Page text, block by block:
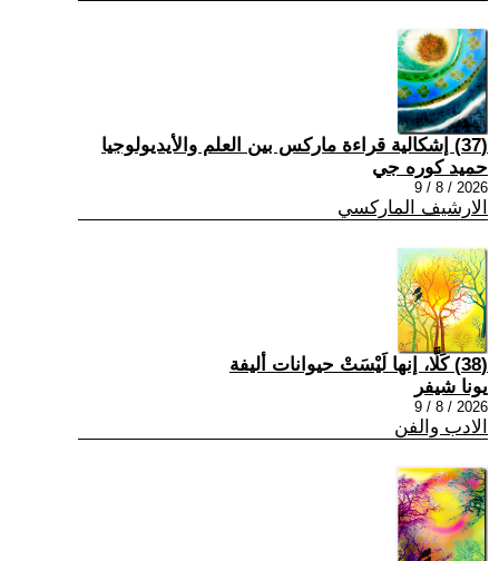
(37) إشكالية قراءة ماركس بين العلم والأيديولوجيا
حميد كوره جي
2026 / 8 / 9
الارشيف الماركسي
(38) كَلَّا، إنها لَيْسَتْ حيوانات أليفة
يونا شيفر
2026 / 8 / 9
الادب والفن